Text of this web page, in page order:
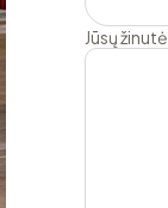
Jūsų žinutė